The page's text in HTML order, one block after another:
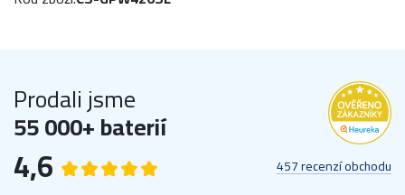
Prodali jsme
55 000+ baterií
4,6 457 recenzí obchodu